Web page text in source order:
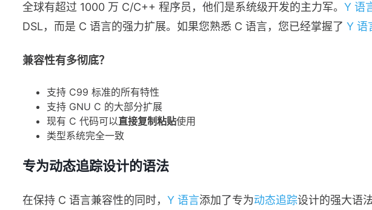
全球有超过 1000 万 C/C++ 程序员，他们是系统级开发的主力军。 Y 语
DSL，而是 C 语言的强力扩展。如果您熟悉 C 语言，您已经掌握了 Y 语
兼容性有多彻底？
支持 C99 标准的所有特性
支持 GNU C 的大部分扩展
现有 C 代码可以直接复制粘贴使用
类型系统完全一致
专为动态追踪设计的语法
在保持 C 语言兼容性的同时， Y 语言添加了专为动态追踪设计的强大语